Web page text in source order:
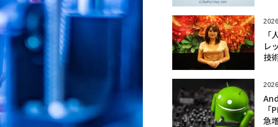
レ
技
急